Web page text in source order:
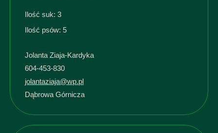
Ilość suk: 3
Ilość psów: 5
Jolanta Ziaja-Kardyka
604-453-830
jolantaziaja@wp.pl
Dąbrowa Górnicza